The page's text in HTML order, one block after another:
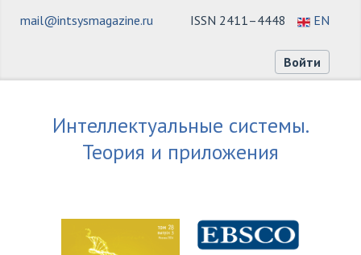
ISSN 2411–4448 EN
mail@intsysmagazine.ru
Войти
Интеллектуальные системы.
Теория и приложения